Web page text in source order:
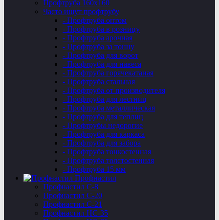
Профтруба 160х160
Часто ищут профтрубу
- Профтруба оптом
- Профтруба в розницу
- Профтруба арочная
- Профтруба за тонну
- Профтруба для ворот
- Профтруба для навеса
- Профтруба горячекатаная
- Профтруба стальная
- Профтруба от производителя
- Профтруба для лестниц
- Профтруба металлическая
- Профтруба для теплиц
- Профтрубы недорогие
- Профтруба для каркаса
- Профтруба для забора
- Профтруба тонкостенная
- Профтруба толстостенная
- Профтруба 15 мм
Профнастил
Профнастил C-8
Профнастил С-20
Профнастил C-21
Профнастил НС-35